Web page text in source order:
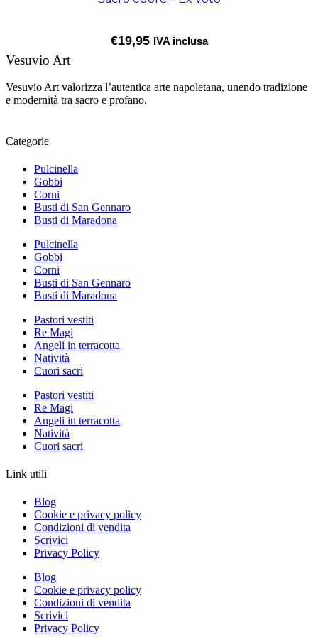
€19,95 IVA inclusa
Vesuvio Art
Vesuvio Art valorizza l’autentica arte napoletana, unendo tradizione
e modernità tra sacro e profano.
Categorie
Pulcinella
Gobbi
Corni
Busti di San Gennaro
Busti di Maradona
Pulcinella
Gobbi
Corni
Busti di San Gennaro
Busti di Maradona
Pastori vestiti
Re Magi
Angeli in terracotta
Natività
Cuori sacri
Pastori vestiti
Re Magi
Angeli in terracotta
Natività
Cuori sacri
Link utili
Blog
Cookie e privacy policy
Condizioni di vendita
Scrivici
Privacy Policy
Blog
Cookie e privacy policy
Condizioni di vendita
Scrivici
Privacy Policy